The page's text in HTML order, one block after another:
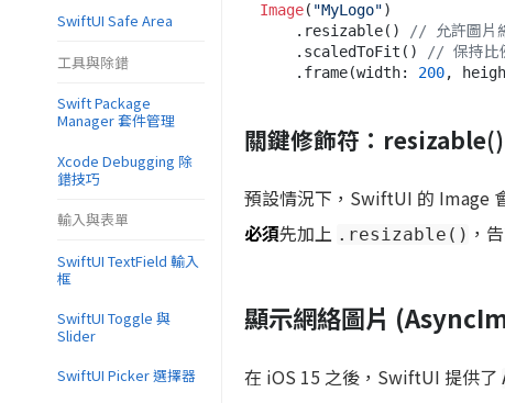
Image( "MyLogo")
    .resizable()
// 允許圖片
    .scaledToFit()
// 保持比
    .frame(width:
200,
關鍵修飾符：resizable()
預設情況下，SwiftUI 的 Image
必須先加上 .resizable() ，
顯示網絡圖片
在 iOS 15 之後，SwiftUI 提供了
SwiftUI Safe Area
工具與除錯
Swift Package
Manager 套件管理
Xcode Debugging 除
錯技巧
輸入與表單
SwiftUI TextField 輸入
框
SwiftUI Toggle 與
Slider
SwiftUI Picker 選擇器